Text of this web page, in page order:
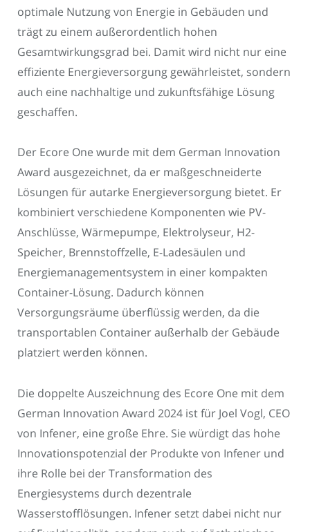
optimale Nutzung von Energie in Gebäuden und
trägt zu einem außerordentlich hohen
Gesamtwirkungsgrad bei. Damit wird nicht nur eine
effiziente Energieversorgung gewährleistet, sondern
auch eine nachhaltige und zukunftsfähige Lösung
geschaffen.
Der Ecore One wurde mit dem German Innovation
Award ausgezeichnet, da er maßgeschneiderte
Lösungen für autarke Energieversorgung bietet. Er
kombiniert verschiedene Komponenten wie PV-
Anschlüsse, Wärmepumpe, Elektrolyseur, H2-
Speicher, Brennstoffzelle, E-Ladesäulen und
Energiemanagementsystem in einer kompakten
Container-Lösung. Dadurch können
Versorgungsräume überflüssig werden, da die
transportablen Container außerhalb der Gebäude
platziert werden können.
Die doppelte Auszeichnung des Ecore One mit dem
German Innovation Award 2024 ist für Joel Vogl, CEO
von Infener, eine große Ehre. Sie würdigt das hohe
Innovationspotenzial der Produkte von Infener und
ihre Rolle bei der Transformation des
Energiesystems durch dezentrale
Wasserstofflösungen. Infener setzt dabei nicht nur